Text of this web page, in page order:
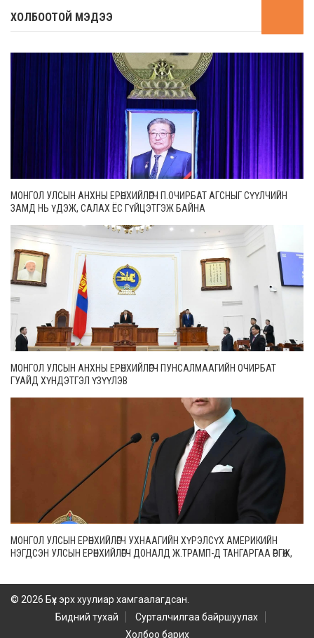
ХОЛБООТОЙ МЭДЭЭ
МОНГОЛ УЛСЫН АНХНЫ ЕРӨНХИЙЛӨГЧ П.ОЧИРБАТ АГСНЫГ СҮҮЛЧИЙН
ЗАМД НЬ ҮДЭЖ, САЛАХ ЁС ГҮЙЦЭТГЭЖ БАЙНА
МОНГОЛ УЛСЫН АНХНЫ ЕРӨНХИЙЛӨГЧ ПУНСАЛМААГИЙН ОЧИРБАТ
ГУАЙД ХҮНДЭТГЭЛ ҮЗҮҮЛЭВ
МОНГОЛ УЛСЫН ЕРӨНХИЙЛӨГЧ УХНААГИЙН ХҮРЭЛСҮХ АМЕРИКИЙН
НЭГДСЭН УЛСЫН ЕРӨНХИЙЛӨГЧ ДОНАЛД Ж.ТРАМП-Д ТАНГАРГАА ӨРГӨЖ,
© 2026 Бүх эрх хуулиар хамгаалагдсан.
Бидний тухай
Сурталчилгаа байршуулах
Холбоо барих